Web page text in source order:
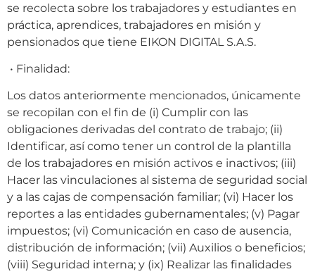
se recolecta sobre los trabajadores y estudiantes en
práctica, aprendices, trabajadores en misión y
pensionados que tiene EIKON DIGITAL S.A.S.
• Finalidad:
Los datos anteriormente mencionados, únicamente
se recopilan con el fin de (i) Cumplir con las
obligaciones derivadas del contrato de trabajo; (ii)
Identificar, así como tener un control de la plantilla
de los trabajadores en misión activos e inactivos; (iii)
Hacer las vinculaciones al sistema de seguridad social
y a las cajas de compensación familiar; (vi) Hacer los
reportes a las entidades gubernamentales; (v) Pagar
impuestos; (vi) Comunicación en caso de ausencia,
distribución de información; (vii) Auxilios o beneficios;
(viii) Seguridad interna; y (ix) Realizar las finalidades